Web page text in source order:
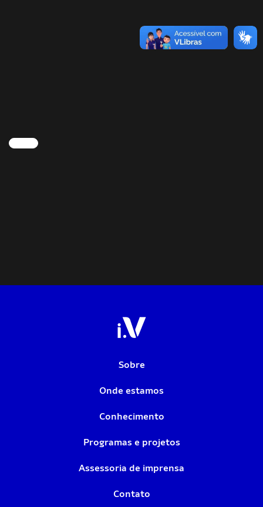
Sobre
Onde estamos
Conhecimento
Programas e projetos
Assessoria de imprensa
Contato